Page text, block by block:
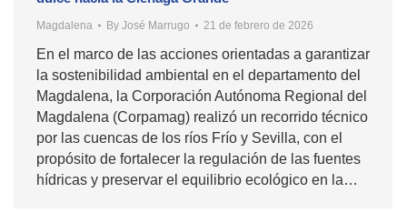
Magdalena By José Marrugo 21 de febrero de 2026
En el marco de las acciones orientadas a garantizar
la sostenibilidad ambiental en el departamento del
Magdalena, la Corporación Autónoma Regional del
Magdalena (Corpamag) realizó un recorrido técnico
por las cuencas de los ríos Frío y Sevilla, con el
propósito de fortalecer la regulación de las fuentes
hídricas y preservar el equilibrio ecológico en la…